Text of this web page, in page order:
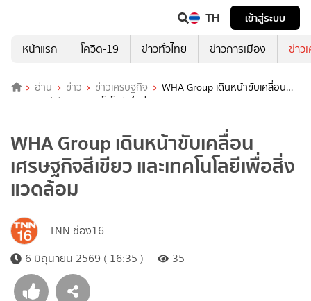
TH
เข้าสู่ระบบ
หน้าแรก
โควิด-19 ข่าวทั่วไทย ข่าวการเมือง ข่าว
อ่าน ข่าว ข่าวเศรษฐกิจ
WHA Group เดินหน้าขับเคลื่อน
เศรษฐกิจสีเขียว และเทคโนโลยีเพื่อสิ่งแวดล้อม
WHA Group เดินหน้าขับเคลื่อน
เศรษฐกิจสีเขียว และเทคโนโลยีเพื่อสิ่ง
แวดล้อม
TNN ช่อง16
6 มิถุนายน 2569 ( 16:35 )
35